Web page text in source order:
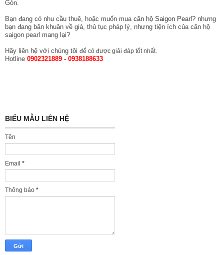
Gòn.
Bạn đang có nhu cầu thuê, hoặc muốn mua căn hộ Saigon Pearl ? nhưng
bạn đang bân khuân về giá, thủ tục pháp lý, nhưng tiện ích của căn hộ
saigon pearl mang lại?
Hãy liên hệ với chúng tôi để có được giải đáp tốt nhất.
Hotline 0902321889 - 0938188633
BIỂU MẪU LIÊN HỆ
Tên
Email *
Thông báo *